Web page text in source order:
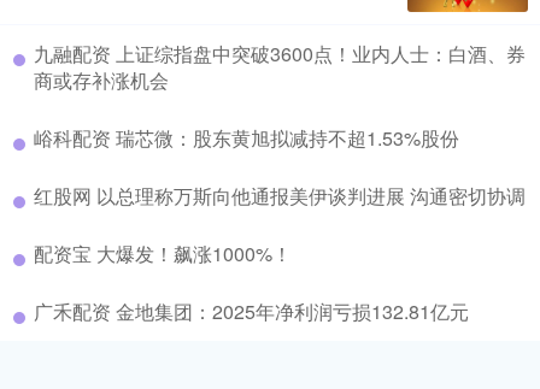
九融配资 上证综指盘中突破3600点！业内人士：白酒、券
商或存补涨机会
峪科配资 瑞芯微：股东黄旭拟减持不超1.53%股份
红股网 以总理称万斯向他通报美伊谈判进展 沟通密切协调
配资宝 大爆发！飙涨1000%！
广禾配资 金地集团：2025年净利润亏损132.81亿元